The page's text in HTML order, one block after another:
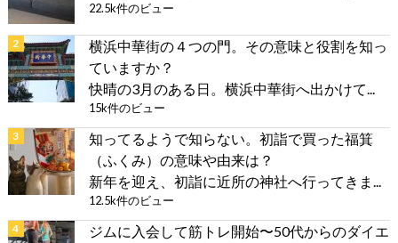
22.5k件のビュー
横浜中華街の４つの門。その意味と役割を知っ
ていますか？
快晴の3月のある日。横浜中華街へ出かけて...
15k件のビュー
知ってるようで知らない。初詣で買った福箕
（ふくみ）の意味や由来は？
新年を迎え、初詣に近所の神社へ行ってきま...
12.5k件のビュー
ジムに入会して筋トレ開始〜50代からのダイエ